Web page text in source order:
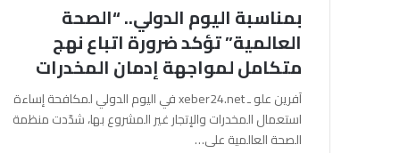
بمناسبة اليوم الدولي.. “الصحة
العالمية” تؤكد ضرورة اتباع نهج
متكامل لمواجهة إدمان المخدرات
آفرين علو ـ xeber24.net في اليوم الدولي لمكافحة إساءة
استعمال المخدرات والإتجار غير المشروع بها، شدّدت منظمة
الصحة العالمية على…